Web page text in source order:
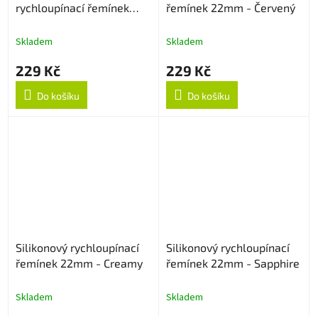
rychloupínací řemínek
Skladem
229 Kč
Do košíku
řemínek 22mm - Červený
Skladem
229 Kč
Do košíku
Silikonový rychloupínací
řemínek 22mm - Creamy
Skladem
Silikonový rychloupínací
řemínek 22mm - Sapphire
Skladem